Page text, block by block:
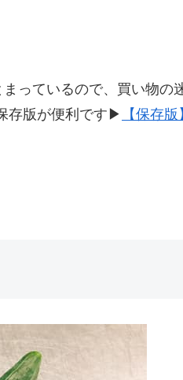
っているので、買い物の
存版が便利です▶
【保存